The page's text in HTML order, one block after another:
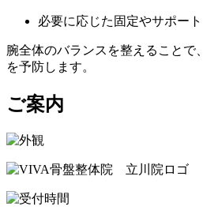
必要に応じた固定やサポート
腕全体のバランスを整えることで、
を予防します。
ご案内